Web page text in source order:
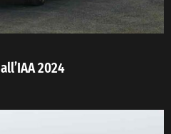
2024